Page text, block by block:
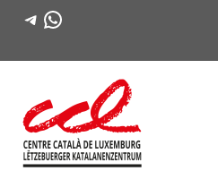
Télégramme
WhatsApp
la
navigation
au
contenu